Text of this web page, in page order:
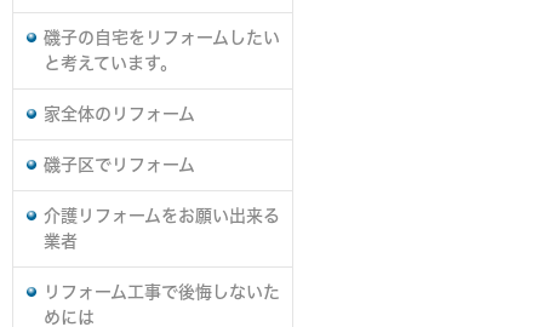
磯子の自宅をリフォームしたい
と考えています。
家全体のリフォーム
磯子区でリフォーム
介護リフォームをお願い出来る
業者
リフォーム工事で後悔しないた
めには